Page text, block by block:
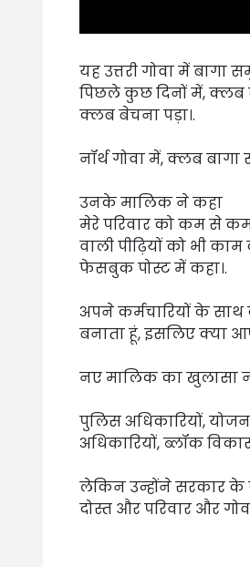
यह उत्तरी गोवा में बागा
पिछले कुछ दिनों में, क्लब
क्लब बेचना पड़ा।.
नॉर्थ गोवा में, क्लब
उनके मालिक ने कहा
मेरे परिवार को कम से
वाली पीढ़ियों को भी
फेसबुक पोस्ट में कहा।.
अपने कर्मचारियों के
बनाता हूं, इसलिए क्या
नए मालिक का खुलासा
पुलिस अधिकारियों,
अधिकारियों, ब्लॉक
लेकिन उन्होंने सरकार के
दोस्त और परिवार और